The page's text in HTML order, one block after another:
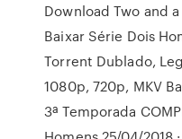
Download Two and
Baixar Série Dois
Torrent Dublado,
1080p, 720p, MKV
3ª Temporada